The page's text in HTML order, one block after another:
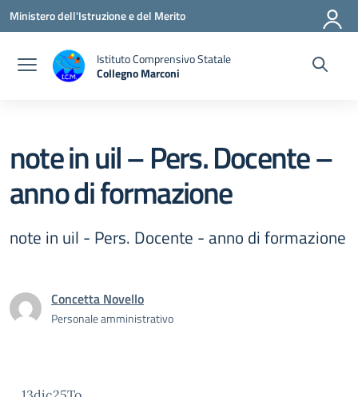
Vai ai contenuti
Vai al menu di navigazione
Vai al footer
Ministero dell'Istruzione e del Merito
Istituto Comprensivo Statale
Collegno Marconi
note in uil – Pers. Docente –
anno di formazione
note in uil - Pers. Docente - anno di formazione
Concetta Novello
Personale amministrativo